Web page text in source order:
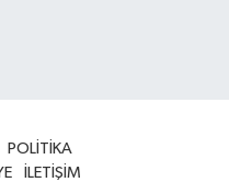
POLİTİKA
İLETİŞİM